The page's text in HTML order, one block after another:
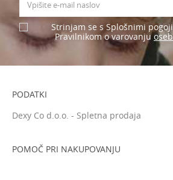
Strinjam se s Splošnimi
Pravilnikom o varovanju
PODATKI
Dexy Co d.o.o. - Spletna prodaja
Tel: 05 933 75 21
POMOČ PRI NAKUPOVANJU